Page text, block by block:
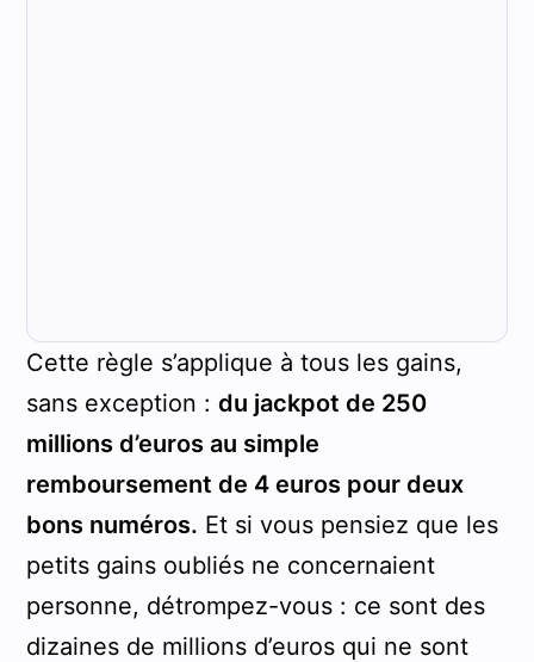
Cette règle s’applique à tous les gains,
sans exception : du jackpot de 250
millions d’euros au simple
remboursement de 4 euros pour deux
bons numéros. Et si vous pensiez que les
petits gains oubliés ne concernaient
personne, détrompez-vous : ce sont des
dizaines de millions d’euros qui ne sont